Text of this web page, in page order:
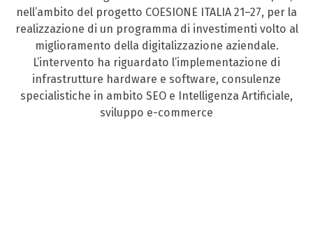
nell’ambito del progetto COESIONE ITALIA 21–27, per la
realizzazione di un programma di investimenti volto al
miglioramento della digitalizzazione aziendale.
L’intervento ha riguardato l’implementazione di
infrastrutture hardware e software, consulenze
specialistiche in ambito SEO e Intelligenza Artificiale,
sviluppo e-commerce